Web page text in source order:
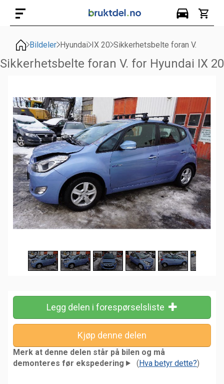
Bildeler Hyundai IX 20 Sikkerhetsbelte foran V.
Sikkerhetsbelte foran V. for Hyundai IX 20
Legg delen i forespørselsliste
Merk at denne delen står på bilen og må
demonteres før ekspedering
(Hva betyr dette?)